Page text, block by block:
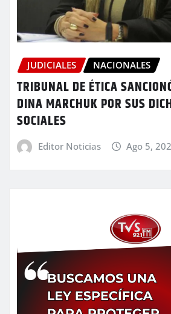
JUDICIALES NACIONALES
TRIBUNAL DE ÉTICA
DINA MARCHUK POR SUS
SOCIALES
Editor Noticias Ago 5,